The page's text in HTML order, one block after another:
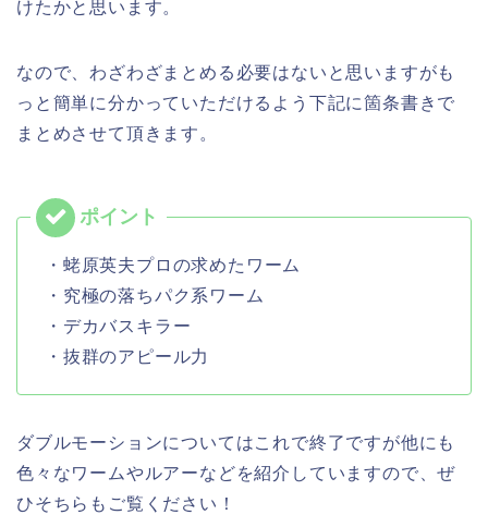
けたかと思います。
なので、わざわざまとめる必要はないと思いますがも
っと簡単に分かっていただけるよう下記に箇条書きで
まとめさせて頂きます。
・蛯原英夫プロの求めたワーム
・究極の落ちパク系ワーム
・デカバスキラー
・抜群のアピール力
ダブルモーションについてはこれで終了ですが他にも
色々なワームやルアーなどを紹介していますので、ぜ
ひそちらもご覧ください！